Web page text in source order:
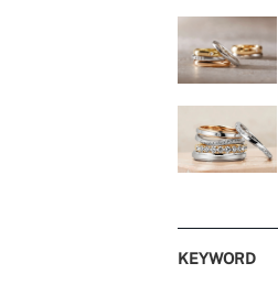
KEYWORD